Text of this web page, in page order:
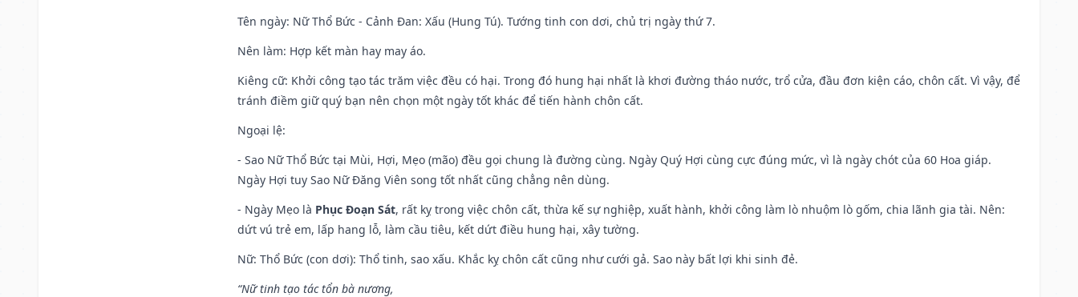
Tên ngày: Nữ Thổ Bức - Cảnh Đan: Xấu (Hung Tú). Tướng tinh con dơi, chủ trị ngày thứ 7.
Nên làm: Hợp kết màn hay may áo.
Kiêng cữ: Khởi công tạo tác trăm việc đều có hại. Trong đó hung hại nhất là khơi đường tháo nước, trổ cửa, đầu đơn kiện cáo, chôn cất. Vì vậy, để
tránh điềm giữ quý bạn nên chọn một ngày tốt khác để tiến hành chôn cất.
Ngoại lệ:
- Sao Nữ Thổ Bức tại Mùi, Hợi, Mẹo (mão) đều gọi chung là đường cùng. Ngày Quý Hợi cùng cực đúng mức, vì là ngày chót của 60 Hoa giáp.
Ngày Hợi tuy Sao Nữ Đăng Viên song tốt nhất cũng chẳng nên dùng.
- Ngày Mẹo là Phục Đoạn Sát, rất kỵ trong việc chôn cất, thừa kế sự nghiệp, xuất hành, khởi công làm lò nhuộm lò gốm, chia lãnh gia tài. Nên:
dứt vú trẻ em, lấp hang lỗ, làm cầu tiêu, kết dứt điều hung hại, xây tường.
Nữ: Thổ Bức (con dơi): Thổ tinh, sao xấu. Khắc kỵ chôn cất cũng như cưới gả. Sao này bất lợi khi sinh đẻ.
“Nữ tinh tạo tác tổn bà nương,